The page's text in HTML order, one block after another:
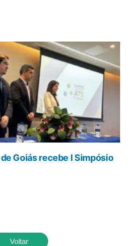
Goiás recebe I Simpósio
Voltar